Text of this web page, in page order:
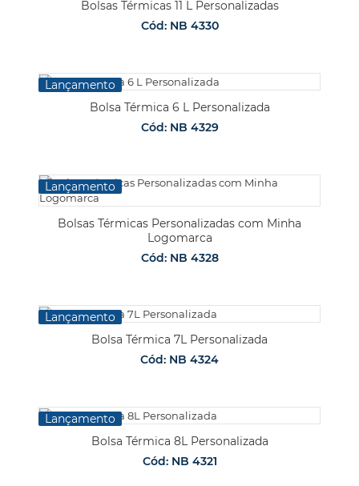
Bolsas Térmicas 11 L Personalizadas
Cód: NB 4330
Lançamento
Bolsa Térmica 6 L Personalizada
Cód: NB 4329
Lançamento
Bolsas Térmicas Personalizadas com Minha
Logomarca
Cód: NB 4328
Lançamento
Bolsa Térmica 7L Personalizada
Cód: NB 4324
Lançamento
Bolsa Térmica 8L Personalizada
Cód: NB 4321